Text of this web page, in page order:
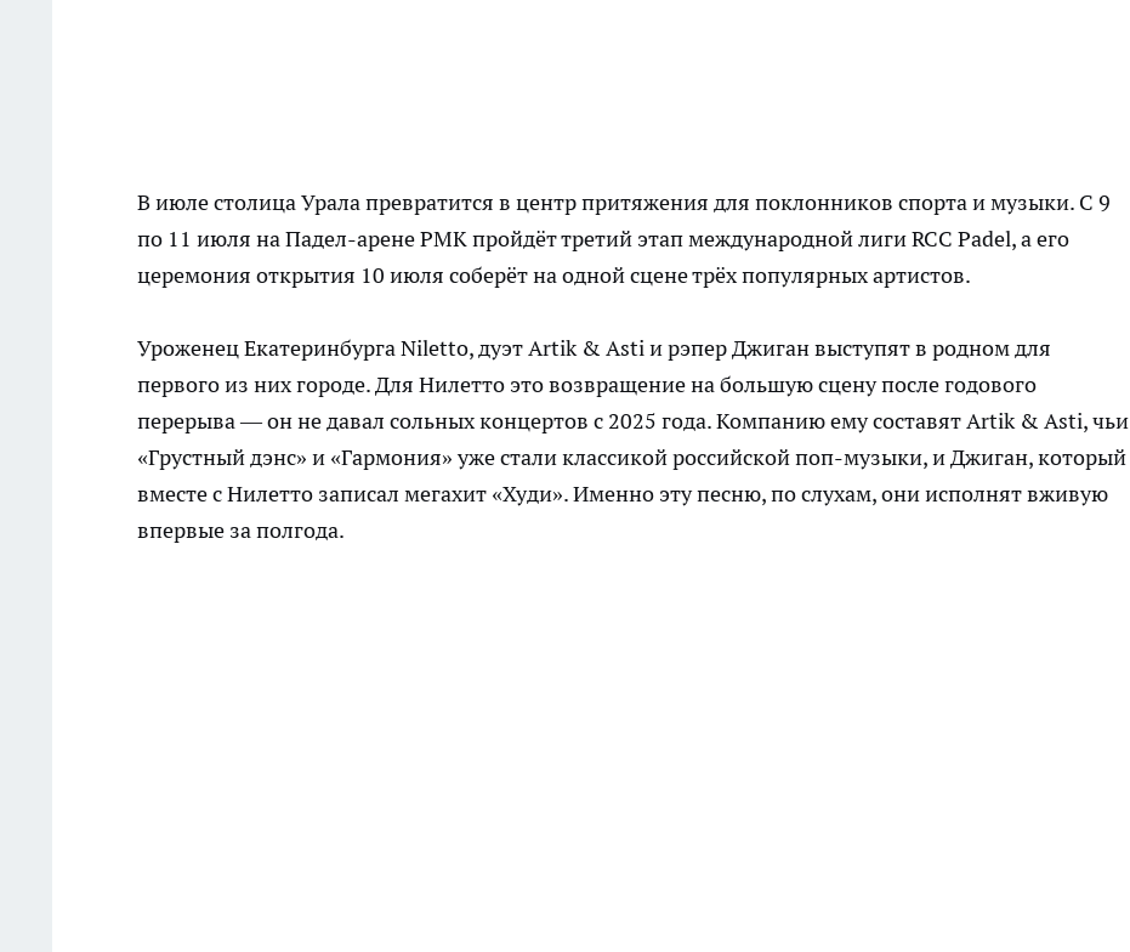
В июле столица Урала превратится в центр притяжения для поклонников спорта и музыки. С 9
по 11 июля на Падел-арене РМК пройдёт третий этап международной лиги RCC Padel, а его
церемония открытия 10 июля соберёт на одной сцене трёх популярных артистов.
Уроженец Екатеринбурга Niletto, дуэт Artik & Asti и рэпер Джиган выступят в родном для
первого из них городе. Для Нилетто это возвращение на большую сцену после годового
перерыва — он не давал сольных концертов с 2025 года. Компанию ему составят Artik & Asti, чьи
«Грустный дэнс» и «Гармония» уже стали классикой российской поп-музыки, и Джиган, который
вместе с Нилетто записал мегахит «Худи». Именно эту песню, по слухам, они исполнят вживую
впервые за полгода.